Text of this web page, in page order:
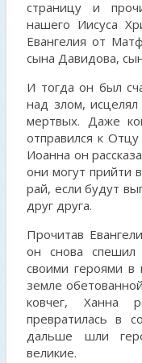
страницу и
нашего Иисуса
Евангелия от
сына Давидова,
И тогда он был
над злом,
мертвых. Даже
отправился к
Иоанна он
они могут прийти
рай, если будут
друг друга.
Прочитав
он снова спешил
своими героями в
земле
ковчег, Ханна
превратилась в
дальше шли
великие.